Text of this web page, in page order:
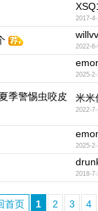
2017-4-
2022-6-
2025-
季警惕虫咬皮
米米
2022-
2025-
2018-
1 2 3 4
首页